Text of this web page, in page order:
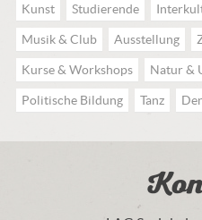
Kunst Studierende
Musik & Club Ausstellung
Kurse & Workshops Natur &
Politische Bildung Tanz